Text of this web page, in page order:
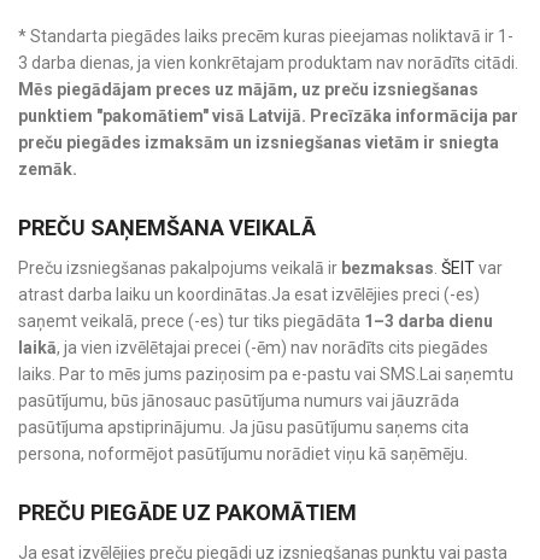
* Standarta piegādes laiks precēm kuras pieejamas noliktavā ir 1-
3 darba dienas, ja vien konkrētajam produktam nav norādīts citādi.
Mēs piegādājam preces uz mājām, uz preču izsniegšanas
punktiem "pakomātiem" visā Latvijā. Precīzāka informācija par
preču piegādes izmaksām un izsniegšanas vietām ir sniegta
zemāk.
PREČU SAŅEMŠANA VEIKALĀ
Preču izsniegšanas pakalpojums veikalā ir bezmaksas ŠEITvar
atrast darba laiku un koordinātas.Ja esat izvēlējies preci (-es)
saņemt veikalā, prece (-es) tur tiks piegādāta 1–3 darba dienu
laikā, ja vien izvēlētajai precei (-ēm) nav norādīts cits piegādes
laiks. Par to mēs jums paziņosim pa e-pastu vai SMS.Lai saņemtu
pasūtījumu, būs jānosauc pasūtījuma numurs vai jāuzrāda
pasūtījuma apstiprinājumu. Ja jūsu pasūtījumu saņems cita
persona, noformējot pasūtījumu norādiet viņu kā saņēmēju.
PREČU PIEGĀDE UZ PAKOMĀTIEM
Ja esat izvēlējies preču piegādi uz izsniegšanas punktu vai pasta